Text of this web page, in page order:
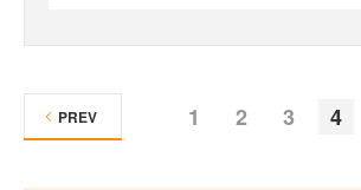
1 2 3 4
PREV